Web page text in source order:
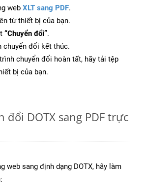
web XLT sang PDF.
từ thiết bị của bạn.
“Chuyển đổi”.
chuyển đổi kết thúc.
chuyển đổi hoàn tất, hãy tải tệp
bị của bạn.
đổi DOTX sang PDF trực
web sang định dạng DOTX, hãy làm